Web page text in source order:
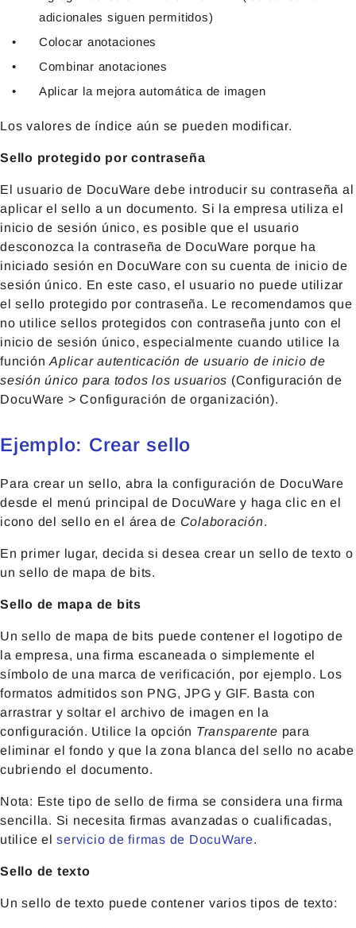
adicionales siguen permitidos)
Colocar anotaciones
Combinar anotaciones
Aplicar la mejora automática de imagen
Los valores de índice aún se pueden modificar.
Sello protegido por contraseña
El usuario de DocuWare debe introducir su contraseña al
aplicar el sello a un documento. Si la empresa utiliza el
inicio de sesión único, es posible que el usuario
desconozca la contraseña de DocuWare porque ha
iniciado sesión en DocuWare con su cuenta de inicio de
sesión único. En este caso, el usuario no puede utilizar
el sello protegido por contraseña. Le recomendamos que
no utilice sellos protegidos con contraseña junto con el
inicio de sesión único, especialmente cuando utilice la
función Aplicar autenticación de usuario de inicio de
sesión único para todos los usuarios (Configuración de
DocuWare >Configuración de organización).
Ejemplo: Crear sello
Para crear un sello, abra la configuración de DocuWare
desde el menú principal de DocuWare y haga clic en el
icono del sello en el área de Colaboración.
En primer lugar, decida si desea crear un sello de texto o
un sello de mapa de bits.
Sello de mapa de bits
Un sello de mapa de bits puede contener el logotipo de
la empresa, una firma escaneada o simplemente el
símbolo de una marca de verificación, por ejemplo. Los
formatos admitidos son PNG, JPG y GIF. Basta con
arrastrar y soltar el archivo de imagen en la
configuración. Utilice la opción Transparente para
eliminar el fondo y que la zona blanca del sello no acabe
cubriendo el documento.
Nota: Este tipo de sello de firma se considera una firma
sencilla. Si necesita firmas avanzadas o cualificadas,
utilice elservicio de firmas de DocuWare.
Sello de texto
Un sello de texto puede contener varios tipos de texto: